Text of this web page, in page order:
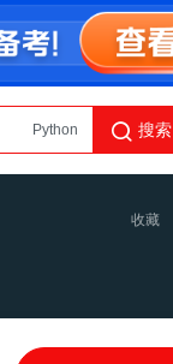
Python
AI智能体
搜索
收藏